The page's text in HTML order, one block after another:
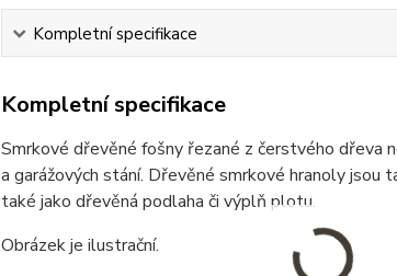
Kompletní specifikace
Kompletní specifikace
Smrkové dřevěné fošny řezané z čerstvého dřeva
a garážových stání. Dřevěné smrkové hranoly jsou
také jako dřevěná podlaha či výplň plotu.
Obrázek je ilustrační.